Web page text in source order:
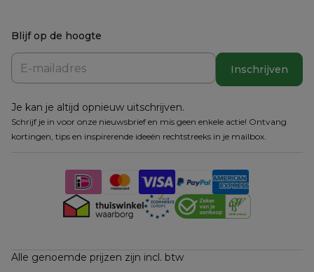
Blijf op de hoogte
Inschrijven
Je kan je altijd opnieuw uitschrijven.
Schrijf je in voor onze nieuwsbrief en mis geen enkele actie! Ontvang
kortingen, tips en inspirerende ideeën rechtstreeks in je mailbox.
Alle genoemde prijzen zijn incl. btw